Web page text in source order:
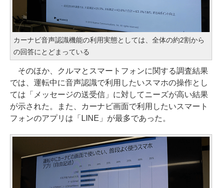
カーナビ音声認識機能の利用実態としては、全体の約2割から
の回答にとどまっている
そのほか、クルマとスマートフォンに関する調査結果
では、運転中に音声認識で利用したいスマホの操作とし
ては「メッセージの送受信」に対してニーズが高い結果
が示された。また、カーナビ画面で利用したいスマート
フォンのアプリは「LINE」が最多であった。